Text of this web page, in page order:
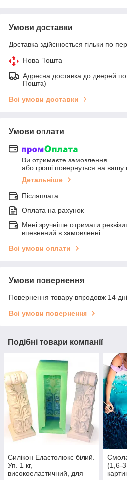
Умови доставки
Доставка здійснюється тільки по
Нова Пошта
Адресна доставка до дверей по
Пошта)
Всі умови доставки
Умови оплати
Ви отримаєте замовлення
або гроші повернуться на вашу
Детальніше
Післяплата
Оплата на рахунок
Мені зручніше отримати
впевнений в замовленні
Всі умови оплати
Умови повернення
Повернення товару впродовж 14
Всі умови повернення
Подібні товари компанії
Силікон Еластолюкс білий.
Уп. 1 кг,
високоеластичний, для
(1,6-